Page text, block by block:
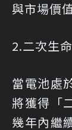
與市場價
2.二次生
當電池處
將獲得「
幾年內繼